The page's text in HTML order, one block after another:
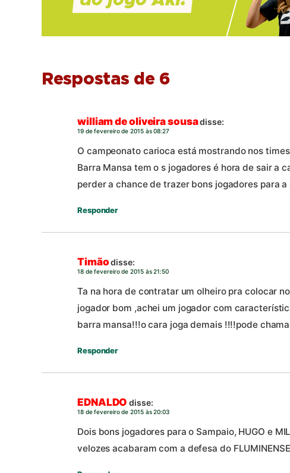
Respostas de 6
william de oliveira sousadisse:
19 de fevereiro de 2015 às 08:27
O campeonato carioca está mostrando nos
Barra Mansa tem o s jogadores é hora de sair a
perder a chance de trazer bons jogadores para a
Responder
Timão disse:
18 de fevereiro de 2015 às 21:50
Ta na hora de contratar um olheiro pra colocar
jogador bom ,achei um jogador com
barra mansa!!!o cara joga demais !!!!pode
Responder
EDNALDO disse:
18 de fevereiro de 2015 às 20:03
Dois bons jogadores para o Sampaio, HUGO e
velozes acabaram com a defesa do